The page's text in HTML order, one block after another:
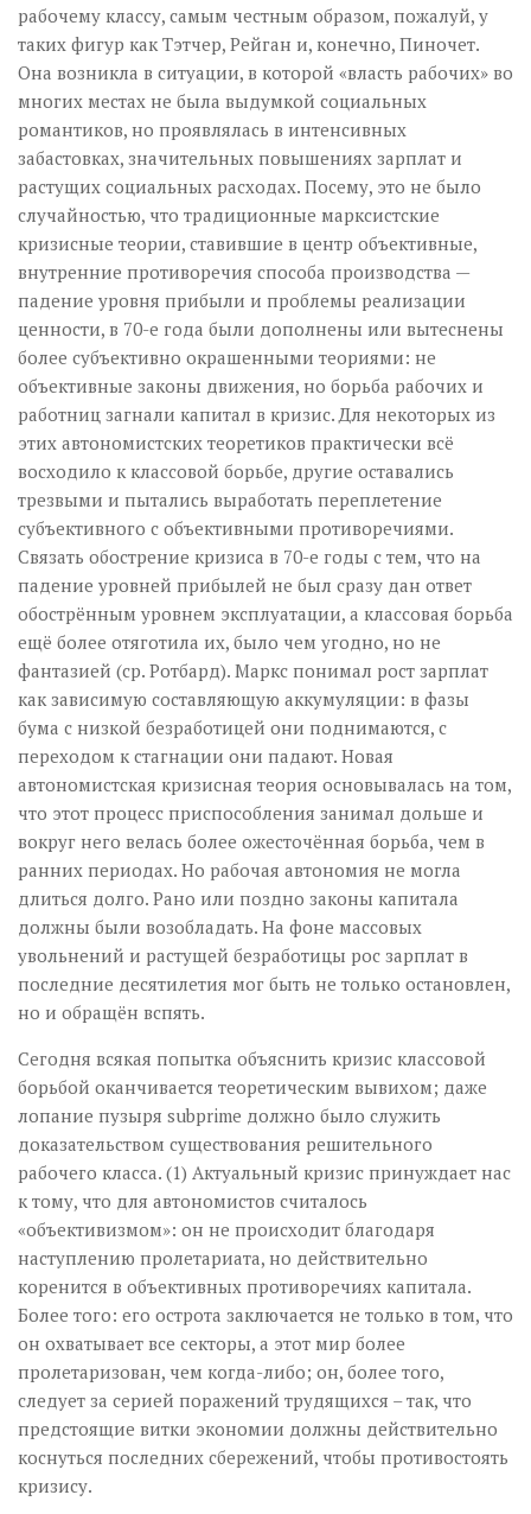
рабочему классу, самым честным образом, пожалуй, у
таких фигур как Тэтчер, Рейган и, конечно, Пиночет.
Она возникла в ситуации, в которой «власть рабочих» во
многих местах не была выдумкой социальных
романтиков, но проявлялась в интенсивных
забастовках, значительных повышениях зарплат и
растущих социальных расходах. Посему, это не было
случайностью, что традиционные марксистские
кризисные теории, ставившие в центр объективные,
внутренние противоречия способа производства —
падение уровня прибыли и проблемы реализации
ценности, в 70-е года были дополнены или вытеснены
более субъективно окрашенными теориями: не
объективные законы движения, но борьба рабочих и
работниц загнали капитал в кризис. Для некоторых из
этих автономистских теоретиков практически всё
восходило к классовой борьбе, другие оставались
трезвыми и пытались выработать переплетение
субъективного с объективными противоречиями.
Связать обострение кризиса в 70-е годы с тем, что на
падение уровней прибылей не был сразу дан ответ
обострённым уровнем эксплуатации, а классовая борьба
ещё более отяготила их, было чем угодно, но не
фантазией (ср. Ротбард). Маркс понимал рост зарплат
как зависимую составляющую аккумуляции: в фазы
бума с низкой безработицей они поднимаются, с
переходом к стагнации они падают. Новая
автономистская кризисная теория основывалась на том,
что этот процесс приспособления занимал дольше и
вокруг него велась более ожесточённая борьба, чем в
ранних периодах. Но рабочая автономия не могла
длиться долго. Рано или поздно законы капитала
должны были возобладать. На фоне массовых
увольнений и растущей безработицы рос зарплат в
последние десятилетия мог быть не только остановлен,
но и обращён вспять.
Сегодня всякая попытка объяснить кризис классовой
борьбой оканчивается теоретическим вывихом; даже
лопание пузыря subprime должно было служить
доказательством существования решительного
рабочего класса. (1) Актуальный кризис принуждает нас
к тому, что для автономистов считалось
«объективизмом»: он не происходит благодаря
наступлению пролетариата, но действительно
коренится в объективных противоречиях капитала.
Более того: его острота заключается не только в том, что
он охватывает все секторы, а этот мир более
пролетаризован, чем когда-либо; он, более того,
следует за серией поражений трудящихся – так, что
предстоящие витки экономии должны действительно
коснуться последних сбережений, чтобы противостоять
кризису.